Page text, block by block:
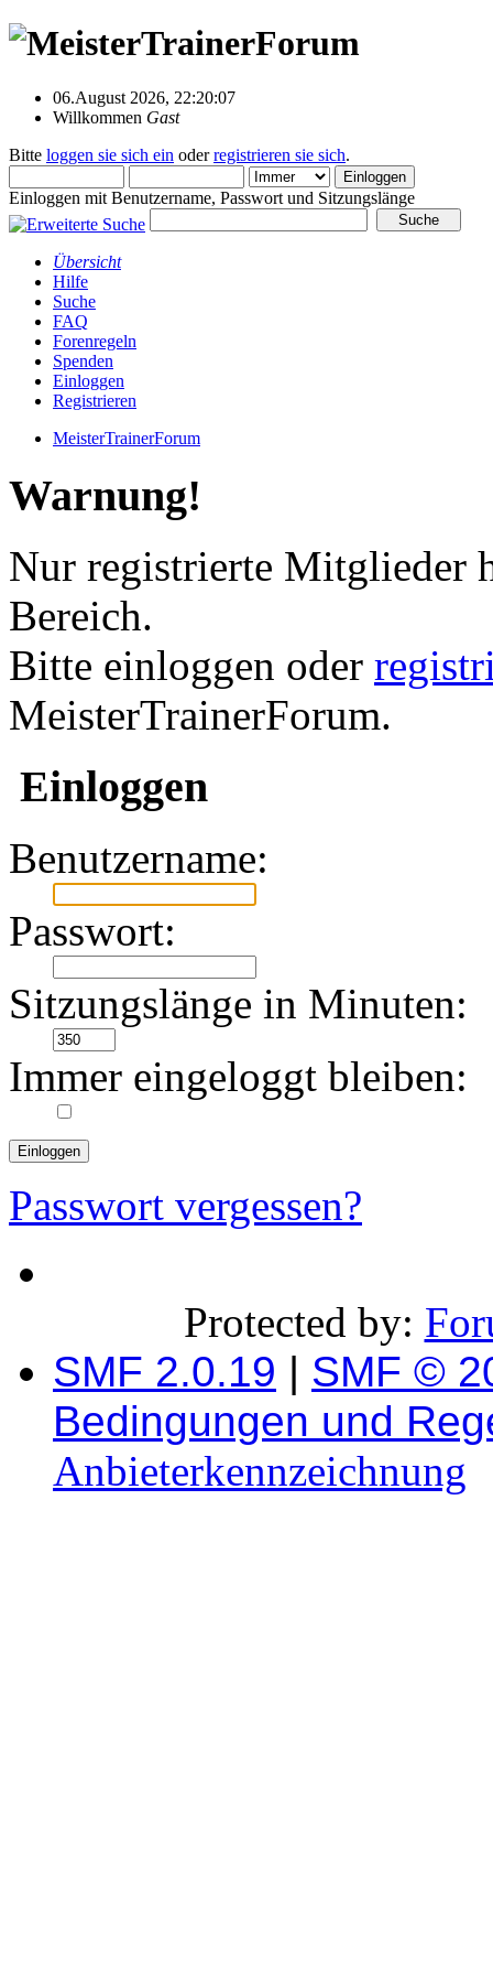
06.August 2026, 22:20:07
Willkommen Gast
Bitte loggen sie sich ein oderregistrieren sie sich.
Einloggen mit Benutzername, Passwort und Sitzungslänge
Übersicht
Hilfe
Suche
FAQ
Forenregeln
Spenden
Einloggen
Registrieren
MeisterTrainerForum
Warnung!
Nur registrierte Mitglieder
Bereich.
Bitte einloggen oder
MeisterTrainerForum.
Einloggen
Benutzername:
Passwort:
Sitzungslänge in Minuten:
Immer eingeloggt bleiben:
Passwort vergessen?
Protected by:
SMF 2.0.19 | SMF ©
Bedingungen und
Anbieterkennzeichnung